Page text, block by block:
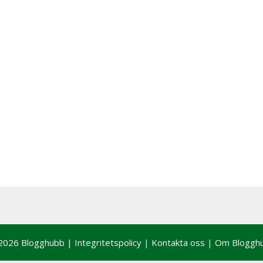
Blogghubb | Integritetspolicy | Kontakta oss | Om